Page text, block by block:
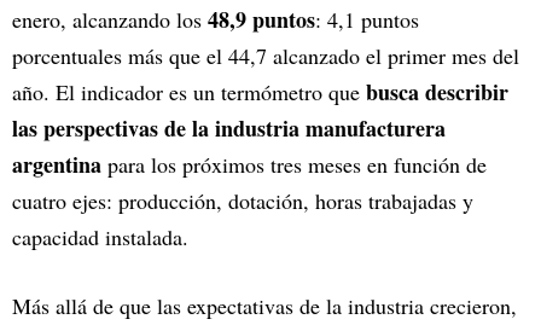
enero, alcanzando los 48,9 puntos: 4,1 puntos
porcentuales más que el 44,7 alcanzado el primer mes del
año. El indicador es un termómetro que busca describir
las perspectivas de la industria manufacturera
argentina para los próximos tres meses en función de
cuatro ejes: producción, dotación, horas trabajadas y
capacidad instalada.
Más allá de que las expectativas de la industria crecieron,